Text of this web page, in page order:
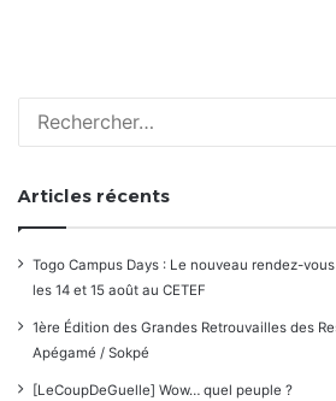
Articles récents
Togo Campus Days : Le nouveau rendez-
les 14 et 15 août au CETEF
1ère Édition des Grandes Retrouvailles des
Apégamé / Sokpé
[LeCoupDeGuelle] Wow… quel peuple ?